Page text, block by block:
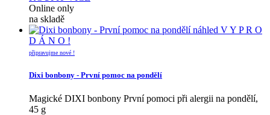
Online only
na skladě
náhled V Y P R O
D Á N O !
připravujme nové !
Dixi bonbony - První pomoc na pondělí
Magické DIXI bonbony První pomoci při alergii na pondělí,
45 g